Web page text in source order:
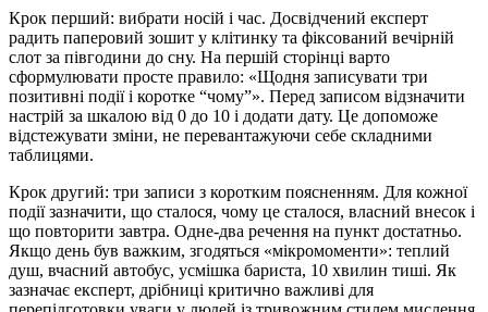
Крок перший: вибрати носій і час. Досвідчений експерт
радить паперовий зошит у клітинку та фіксований вечірній
слот за півгодини до сну. На першій сторінці варто
сформулювати просте правило: «Щодня записувати три
позитивні події і коротке “чому”». Перед записом відзначити
настрій за шкалою від 0 до 10 і додати дату. Це допоможе
відстежувати зміни, не перевантажуючи себе складними
таблицями.
Крок другий: три записи з коротким поясненням. Для кожної
події зазначити, що сталося, чому це сталося, власний внесок і
що повторити завтра. Одне-два речення на пункт достатньо.
Якщо день був важким, згодяться «мікромоменти»: теплий
душ, вчасний автобус, усмішка бариста, 10 хвилин тиші. Як
зазначає експерт, дрібниці критично важливі для